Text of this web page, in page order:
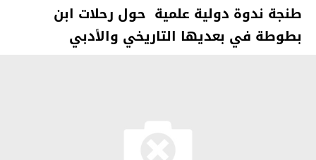
طنجة ندوة دولية علمية حول رحلات ابن
بطوطة في بعديها التاريخي والأدبي